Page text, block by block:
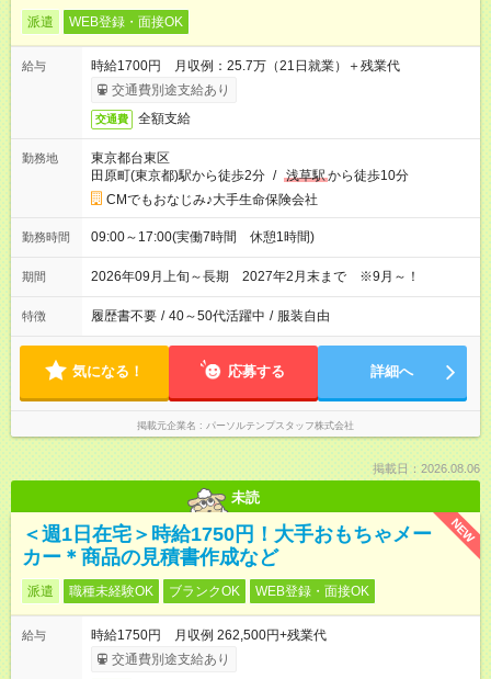
派遣 WEB登録・面接OK
給与
時給1700円 月収例：25.7万（21日就業）＋残業代
交通費別途支給あり
交通費 全額支給
勤務地
東京都台東区
田原町(東京都)駅から徒歩2分 / 浅草駅から徒歩10分
CMでもおなじみ♪大手生命保険会社
勤務時間 09:00～17:00(実働7時間 休憩1時間)
期間 2026年09月上旬～長期 2027年2月末まで ※9月～！
特徴 履歴書不要 / 40～50代活躍中 / 服装自由
気になる！ 応募する 詳細へ
掲載元企業名 パーソルテンプスタッフ株式会社
掲載日：2026.08.06
未読
NEW
＜週1日在宅＞時給1750円！大手おもちゃメー
カー＊商品の見積書作成など
派遣 職種未経験OK ブランクOK WEB登録・面接OK
給与
時給1750円 月収例 262,500円+残業代
交通費別途支給あり